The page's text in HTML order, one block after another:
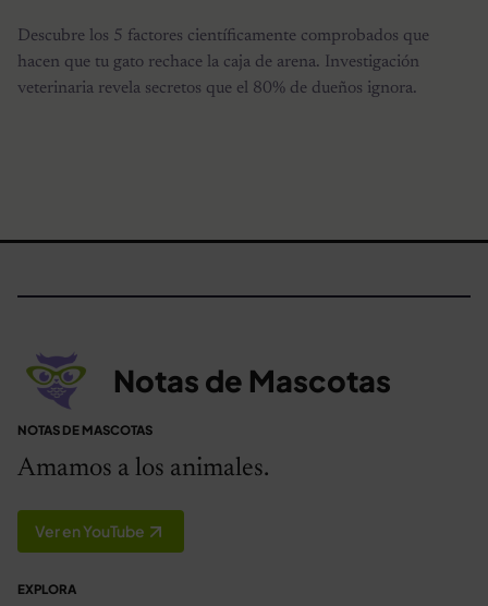
Descubre los 5 factores científicamente comprobados que
hacen que tu gato rechace la caja de arena. Investigación
veterinaria revela secretos que el 80% de dueños ignora.
Notas de Mascotas
NOTAS DE MASCOTAS
Amamos a los animales.
Ver en YouTube
EXPLORA